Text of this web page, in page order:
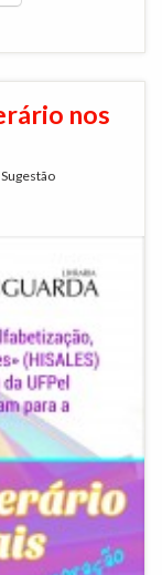
nos
Sugestão